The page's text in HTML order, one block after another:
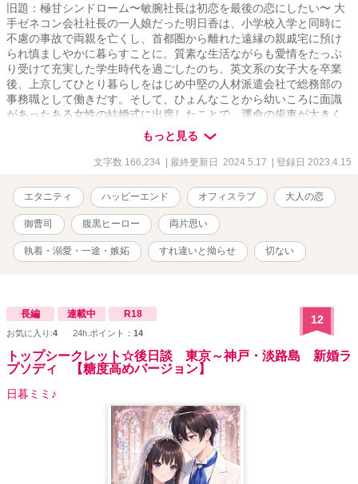
旧題：極甘シンドローム〜敏腕社長は初恋を最後の恋にしたい〜 大
手ゼネコン会社社長の一人娘だった明日香は、小学校入学と同時に
不慮の事故で両親を亡くし、首都圏から離れた遠縁の親戚宅に預け
られ慎ましやかに暮らすことに。質素な生活ながらも愛情をたっぷ
り受けて充実した学生時代を過ごしたのち、英文系の女子大を卒業
後、上京してひとり暮らしをはじめ中堅の人材派遣会社で総務部の
事務職として働きだす。そして、ひょんなことから幼いころに面識
があったある女性の結婚式に出席したことで、運命の歯車が大きく
動きだしてしまい――？ ＊＊＊ ドＳで策士な腹黒御曹司×元令嬢
OLが紡ぐ、甘酸っぱい初恋ロマンス ＊＊＊ ◎作中に出てくる企
業名、施設・地域名、登場人物が持つ知識等は創作上のフィクショ
定していません) ※著者既作「(エタニティブックス)俺様エリートは
独占欲全開で愛と快楽に溺れさせる」のサブキャラクター、
「【R18】音のない夜に」のヒーローがそれぞれ名前だけ登場します
が、もちろんこちら単体のみでもお楽しみいただけます。彼らをご
存知の方はくすっとしていただけたら嬉しいです ※著者が読みたい
だけの性癖を詰め込んだ三人称一元視点習作です
もっと見る
文字数 166,234 | 最終更新日 2024.5.17 | 登録日 2023.4.15
エタニティ ハッピーエンド オフィスラブ 大人の恋
御曹司 腹黒ヒーロー 両片思い
執着・溺愛・一途・嫉妬 すれ違いと拗らせ 切ない
長編 連載中 R18
お気に入り:4 24h.ポイント： 14
12
トップシークレット☆後日談 東京～神戸・淡路島 新婚ラ
プソディ 【糖度高めバージョン】
日暮ミミ♪